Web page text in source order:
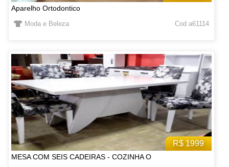
Aparelho Ortodontico
Moda e Beleza Cod a61114
R$ 1999
MESA COM SEIS CADEIRAS - COZINHA O